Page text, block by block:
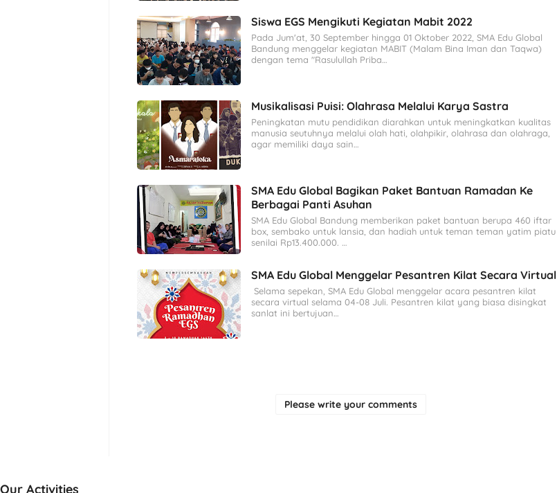
Siswa EGS Mengikuti Kegiatan Mabit 2022
Pada Jum'at, 30 September hingga 01 Oktober 2022, SMA Edu Global
Bandung menggelar kegiatan MABIT (Malam Bina Iman dan Taqwa)
dengan tema "Rasulullah Priba…
Musikalisasi Puisi: Olahrasa Melalui Karya Sastra
Peningkatan mutu pendidikan diarahkan untuk meningkatkan kualitas
manusia seutuhnya melalui olah hati, olahpikir, olahrasa dan olahraga,
agar memiliki daya sain…
SMA Edu Global Bagikan Paket Bantuan Ramadan Ke
Berbagai Panti Asuhan
SMA Edu Global Bandung memberikan paket bantuan berupa 460 iftar
box, sembako untuk lansia, dan hadiah untuk teman teman yatim piatu
senilai Rp13.400.000. …
SMA Edu Global Menggelar Pesantren Kilat Secara Virtual
Selama sepekan, SMA Edu Global menggelar acara pesantren kilat
secara virtual selama 04-08 Juli. Pesantren kilat yang biasa disingkat
sanlat ini bertujuan…
Please write your comments
Our Activities